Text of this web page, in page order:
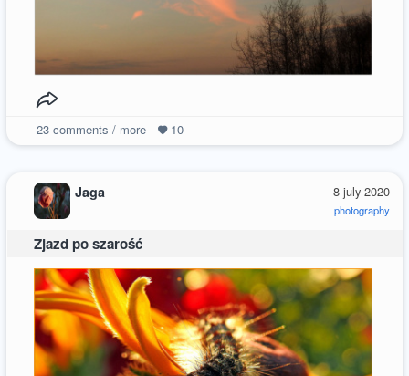
23comments / more 10
8 july 2020
photography
Jaga
Zjazd po szarość